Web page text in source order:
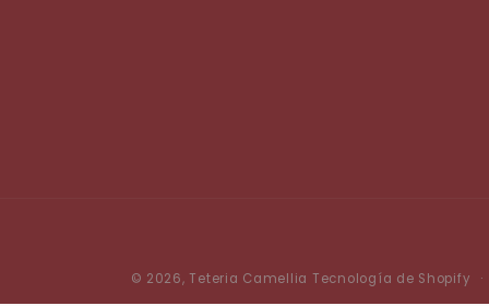
© 2026,Teteria Camellia Tecnología de Shopify